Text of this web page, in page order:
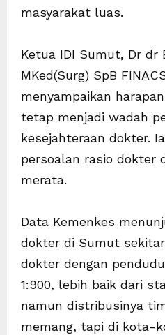
masyarakat luas.
Ketua IDI Sumut, Dr dr
MKed(Surg) SpB
menyampaikan
tetap menjadi wadah
kesejahteraan dokter.
persoalan rasio dokter
merata.
Data Kemenkes
dokter di Sumut sekitar
dokter dengan
1:900, lebih baik dari
namun distribusinya
memang, tapi di kota-